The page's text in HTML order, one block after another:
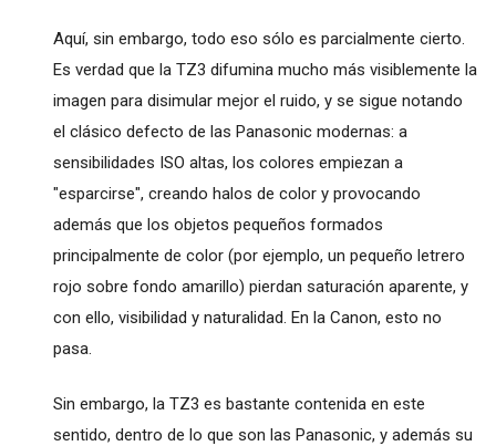
Aquí, sin embargo, todo eso sólo es parcialmente cierto.
Es verdad que la TZ3 difumina mucho más visiblemente la
imagen para disimular mejor el ruido, y se sigue notando
el clásico defecto de las Panasonic modernas: a
sensibilidades ISO altas, los colores empiezan a
"esparcirse", creando halos de color y provocando
además que los objetos pequeños formados
principalmente de color (por ejemplo, un pequeño letrero
rojo sobre fondo amarillo) pierdan saturación aparente, y
con ello, visibilidad y naturalidad. En la Canon, esto no
pasa.
Sin embargo, la TZ3 es bastante contenida en este
sentido, dentro de lo que son las Panasonic, y además su